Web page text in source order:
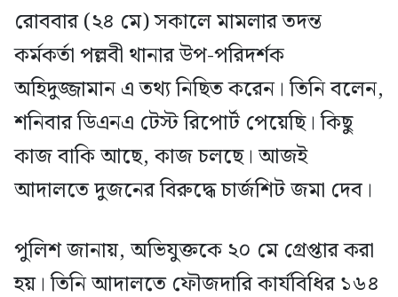
রোববার (২৪ মে) সকালে মামলার তদন্ত
কর্মকর্তা পল্লবী থানার উপ-পরিদর্শক
অহিদুজ্জামান এ তথ্য নিছিত করেন। তিনি বলেন,
শনিবার ডিএনএ টেস্ট রিপোর্ট পেয়েছি। কিছু
কাজ বাকি আছে, কাজ চলছে। আজই
আদালতে দুজনের বিরুদ্ধে চার্জশিট জমা দেব।
পুলিশ জানায়, অভিযুক্তকে ২০ মে গ্রেপ্তার করা
হয়। তিনি আদালতে ফৌজদারি কার্যবিধির ১৬৪